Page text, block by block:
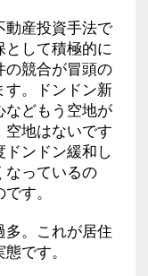
動産投資手法で
して積極的に
の競合が冒頭の
す。ドンドン新
などもう空地が
空地はないです
ンドン緩和し
なっているの
す。
。これが居住
です。